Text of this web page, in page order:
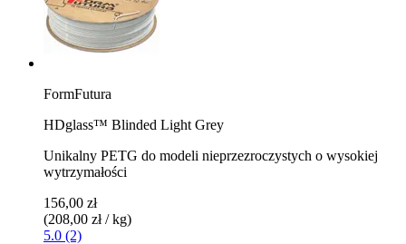
FormFutura
HDglass™ Blinded Light Grey
Unikalny PETG do modeli nieprzezroczystych o wysokiej
wytrzymałości
156,00 zł
(208,00 zł / kg)
5.0 (2)